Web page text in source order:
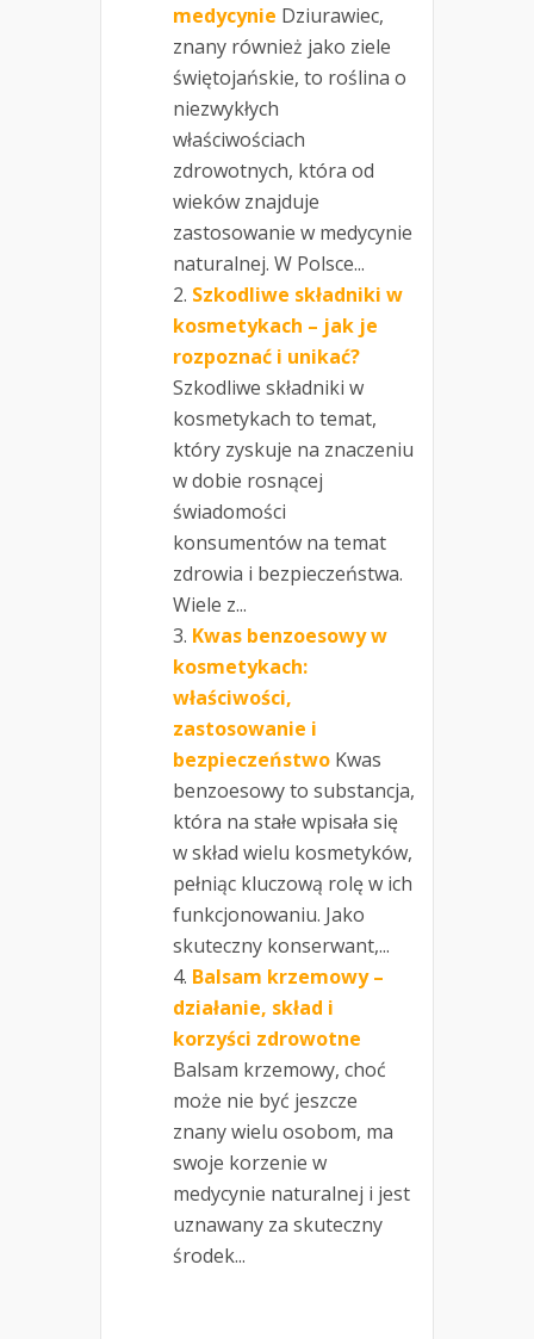
medycynie Dziurawiec,
znany również jako ziele
świętojańskie, to roślina o
niezwykłych
właściwościach
zdrowotnych, która od
wieków znajduje
zastosowanie w medycynie
naturalnej. W Polsce...
Szkodliwe składniki w
kosmetykach – jak je
rozpoznać i unikać?
Szkodliwe składniki w
kosmetykach to temat,
który zyskuje na znaczeniu
w dobie rosnącej
świadomości
konsumentów na temat
zdrowia i bezpieczeństwa.
Wiele z...
Kwas benzoesowy w
kosmetykach:
właściwości,
zastosowanie i
bezpieczeństwo Kwas
benzoesowy to substancja,
która na stałe wpisała się
w skład wielu kosmetyków,
pełniąc kluczową rolę w ich
funkcjonowaniu. Jako
skuteczny konserwant,...
Balsam krzemowy –
działanie, skład i
korzyści zdrowotne
Balsam krzemowy, choć
może nie być jeszcze
znany wielu osobom, ma
swoje korzenie w
medycynie naturalnej i jest
uznawany za skuteczny
środek...